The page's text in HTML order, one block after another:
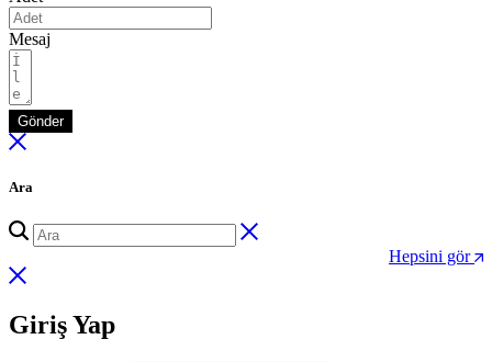
Mesaj
Gönder
Ara
Hepsini gör
Giriş Yap